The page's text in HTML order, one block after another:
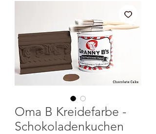
Oma B Kreidefarbe -
Schokoladenkuchen